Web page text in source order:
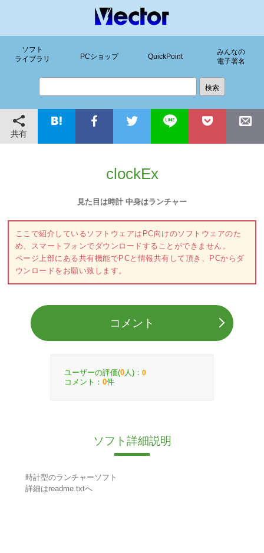
ソフト
ライブラリ
PCショップ QuickPoint
みんなの
電子署名
共有
clockEx
見た目は時計 中身はランチャー
ここで紹介しているソフトウェアはPC向けのソフトウェアのた
め、スマートフォンでダウンロードすることができません。
ページ上部にある共有機能でPCと情報共有して頂き、PCからダ
ウンロードをお願い致します。
コメント
ユーザーの評価(0 人)： 0
コメント： 0件
ソフト詳細説明
時計型のランチャーソフト
詳細はreadme.txtへ